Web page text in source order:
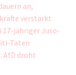
an,
verstärkt
17-jähriger Juso-
Taten
AfD droht